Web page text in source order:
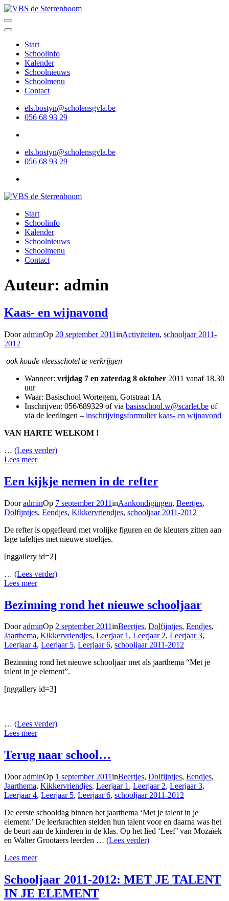
Ga
naar
inhoud
enter)
Start
Schoolinfo
Kalender
Schoolnieuws
Schoolmenu
Contact
els.bostyn@scholensgvla.be
056 68 93 29
els.bostyn@scholensgvla.be
056 68 93 29
VBS de Sterrenboom
Gotstraat 1A, 9790 Wortegem-Petegem
Start
Schoolinfo
Kalender
Schoolnieuws
Schoolmenu
Contact
Auteur: admin
Kaas- en wijnavond
DooradminOp 20 september 2011inActiviteiten, schooljaar 2011-
2012
ook koude vleesschotel te verkrijgen
Wanneer: vrijdag 7 en zaterdag 8 oktober 2011 vanaf 18.30
uur
Waar: Basischool Wortegem, Gotstraat 1A
Inschrijven: 056/689329 of via basisschool.w@scarlet.be of
via de leerlingen – inschrijvingsformulier kaas- en wijnavond
VAN HARTE WELKOM !
… (Lees verder)
Lees meer
Een kijkje nemen in de refter
DooradminOp 7 september 2011inAankondigingen, Beertjes,
Dolfijntjes, Eendjes, Kikkervriendjes, schooljaar 2011-2012
De refter is opgefleurd met vrolijke figuren en de kleuters zitten aan
lage tafeltjes met nieuwe stoeltjes.
[nggallery id=2]
… (Lees verder)
Lees meer
Bezinning rond het nieuwe schooljaar
DooradminOp 2 september 2011inBeertjes, Dolfijntjes, Eendjes,
Jaarthema, Kikkervriendjes, Leerjaar 1, Leerjaar 2, Leerjaar 3,
Leerjaar 4, Leerjaar 5, Leerjaar 6, schooljaar 2011-2012
Bezinning rond het nieuwe schooljaar met als jaarthema “Met je
talent in je element”.
[nggallery id=3]
… (Lees verder)
Lees meer
Terug naar school…
DooradminOp 1 september 2011inBeertjes, Dolfijntjes, Eendjes,
Jaarthema, Kikkervriendjes, Leerjaar 1 , Leerjaar 2, Leerjaar 3,
Leerjaar 4, Leerjaar 5, Leerjaar 6, schooljaar 2011-2012
De eerste schooldag binnen het jaarthema ‘Met je talent in je
element.’ De leerkrachten stelden hun talent voor en daarna was het
de beurt aan de kinderen in de klas. Op het lied ‘Leef’ van Mozaïek
en Walter Grootaers leerden … (Lees verder)
Lees meer
Schooljaar 2011-2012: MET JE TALENT
IN JE ELEMENT